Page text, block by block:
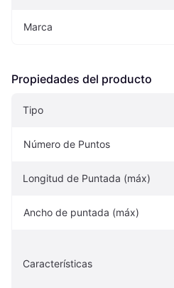
Marca
Propiedades del producto
Tipo
Número de Puntos
Longitud de Puntada (máx)
Ancho de puntada (máx)
Características